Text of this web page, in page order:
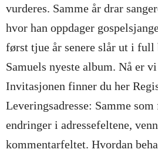
vurderes. Samme år drar
hvor han oppdager
først tjue år senere slår ut i
Samuels nyeste album. Nå er
Invitasjonen finner du her
Leveringsadresse: Samme
endringer i adressefeltene,
kommentarfeltet. Hvordan